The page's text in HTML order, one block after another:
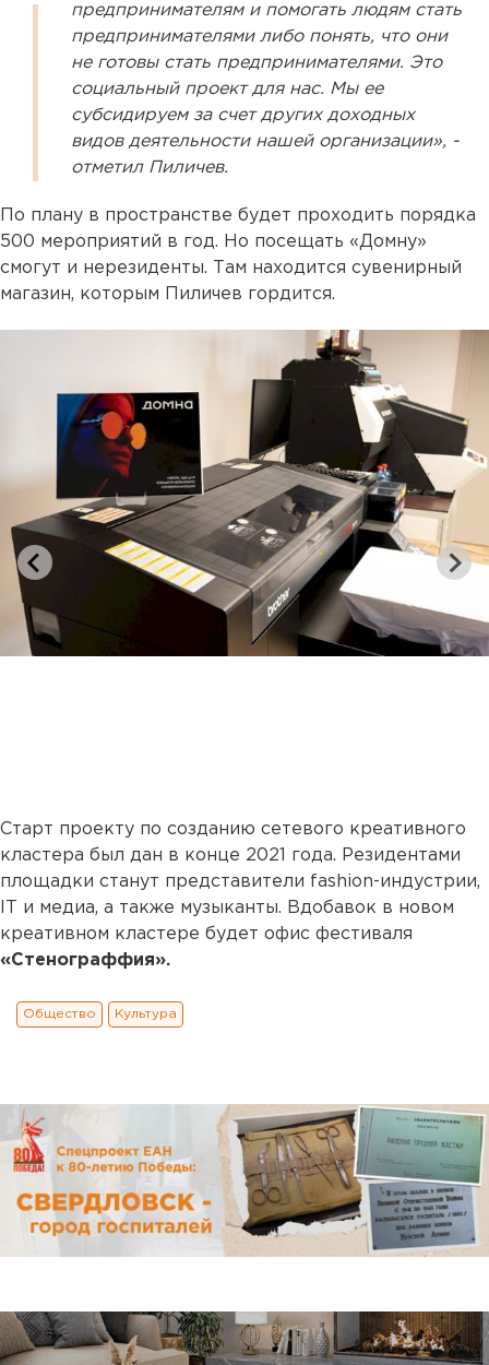
предпринимателям и помогать людям стать
предпринимателями либо понять, что они
не готовы стать предпринимателями. Это
социальный проект для нас. Мы ее
субсидируем за счет других доходных
видов деятельности нашей организации», -
отметил Пиличев.
По плану в пространстве будет проходить порядка
500 мероприятий в год. Но посещать «Домну»
смогут и нерезиденты. Там находится сувенирный
магазин, которым Пиличев гордится.
Старт проекту по созданию сетевого креативного
кластера был дан в конце 2021 года. Резидентами
площадки станут представители fashion-индустрии,
IT и медиа, а также музыканты. Вдобавок в новом
креативном кластере будет офис фестиваля
«Стенограффия».
Общество Культура